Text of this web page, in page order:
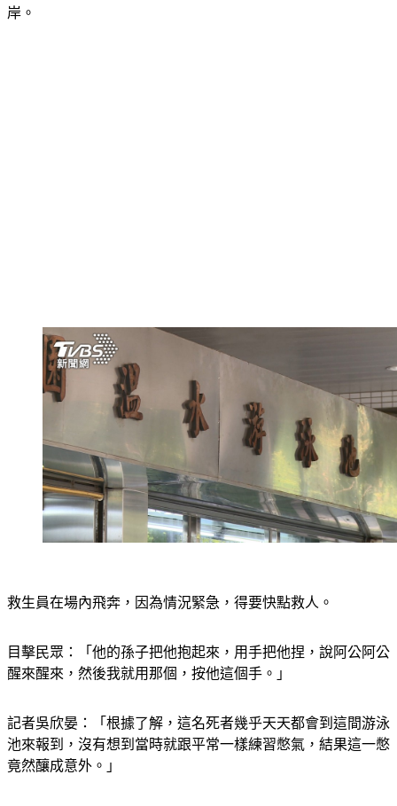
岸。
救生員在場內飛奔，因為情況緊急，得要快點救人。
目擊民眾：「他的孫子把他抱起來，用手把他捏，說阿公阿公
醒來醒來，然後我就用那個，按他這個手。」
記者吳欣晏：「根據了解，這名死者幾乎天天都會到這間游泳
池來報到，沒有想到當時就跟平常一樣練習憋氣，結果這一憋
竟然釀成意外。」